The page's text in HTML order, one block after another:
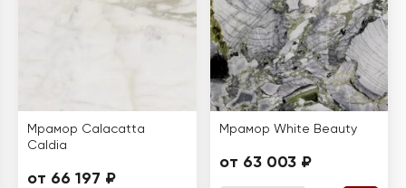
Мрамор Calacatta
Caldia
от 66 197 ₽
Мрамор White Beauty
от 63 003 ₽